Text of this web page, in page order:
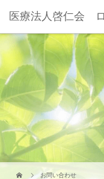
医療法人啓仁会
お問い合わせ